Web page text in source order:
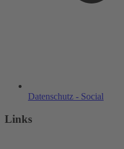
Datenschutz - Social
Links